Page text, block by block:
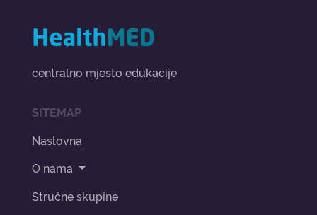
centralno mjesto edukacije
SITEMAP
Naslovna
O nama
Stručne skupine